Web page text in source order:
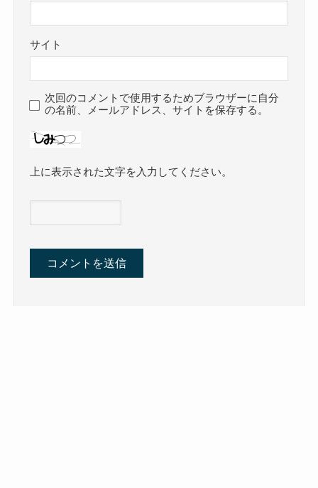
サイト
次回のコメントで使用するためブラウザーに自分
の名前、メールアドレス、サイトを保存する。
上に表示された文字を入力してください。